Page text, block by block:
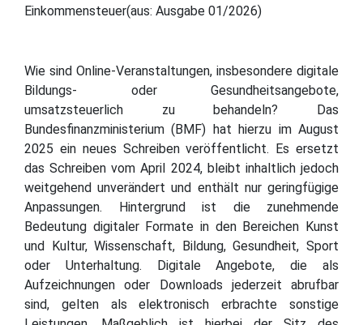
Einkommensteuer(aus: Ausgabe 01/2026)
Wie sind Online-Veranstaltungen, insbesondere digitale
Bildungs- oder Gesundheitsangebote,
umsatzsteuerlich zu behandeln? Das
Bundesfinanzministerium (BMF) hat hierzu im August
2025 ein neues Schreiben veröffentlicht. Es ersetzt
das Schreiben vom April 2024, bleibt inhaltlich jedoch
weitgehend unverändert und enthält nur geringfügige
Anpassungen. Hintergrund ist die zunehmende
Bedeutung digitaler Formate in den Bereichen Kunst
und Kultur, Wissenschaft, Bildung, Gesundheit, Sport
oder Unterhaltung. Digitale Angebote, die als
Aufzeichnungen oder Downloads jederzeit abrufbar
sind, gelten als elektronisch erbrachte sonstige